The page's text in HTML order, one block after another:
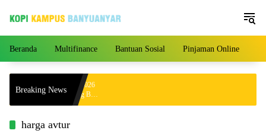
Beranda Multifinance Bantuan Sosial Pinjaman Online
Breaking News
Hari Ini 4 Agustus 2026
per Gram, Peluang Beli
harga avtur